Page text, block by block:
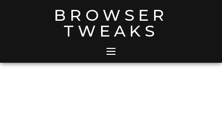
BROWSER
TWEAKS